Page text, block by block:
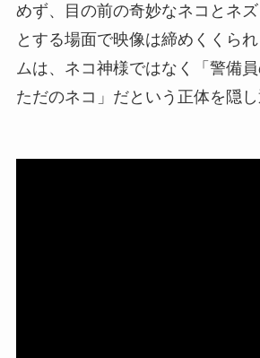
めず、目の前の奇妙なネコとネ
とする場面で映像は締めくくら
ムは、ネコ神様ではなく「警備
ただのネコ」だという正体を隠し